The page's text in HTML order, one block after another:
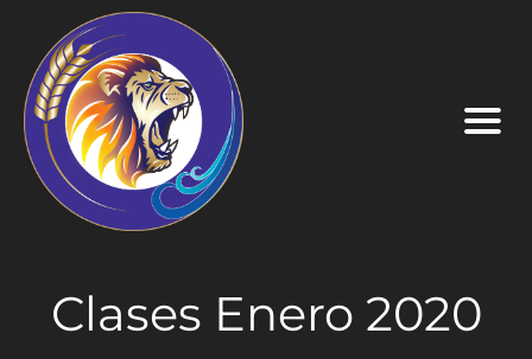
Clases Enero 2020